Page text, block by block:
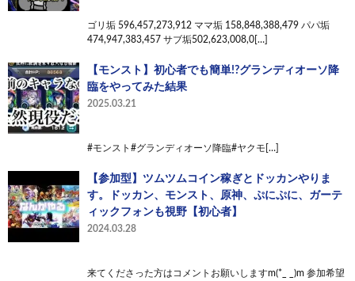
ゴリ垢 596,457,273,912 ママ垢 158,848,388,479 パパ垢
474,947,383,457 サブ垢502,623,008,0[…]
【モンスト】初心者でも簡単!?グランディオーソ降
臨をやってみた結果
2025.03.21
#モンスト#グランディオーソ降臨#ヤクモ[…]
【参加型】ツムツムコイン稼ぎとドッカンやりま
す。ドッカン、モンスト、原神、ぷにぷに、ガーテ
ィックフォンも視野【初心者】
2024.03.28
来てくださった方はコメントお願いしますm(*_ _)m 参加希望